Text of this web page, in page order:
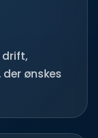
drift,
ønskes